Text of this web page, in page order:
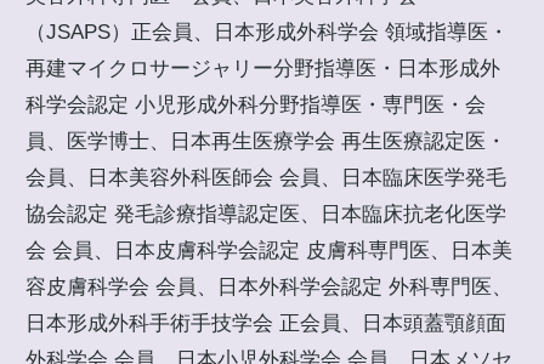
（JSAPS）正会員、日本形成外科学会 領域指導医・
再建マイクロサージャリー分野指導医・日本形成外
科学会認定 小児形成外科分野指導医・専門医・会
員、医学博士、日本再生医療学会 再生医療認定医・
会員、日本美容外科医師会 会員、日本臨床医学発毛
協会認定 発毛診療指導認定医、日本臨床抗老化医学
会 会員、日本皮膚科学会認定 皮膚科専門医、日本美
容皮膚科学会 会員、日本外科学会認定 外科専門医、
日本形成外科手術手技学会 正会員、日本頭蓋顎顔面
外科学会 会員、日本小児外科学会 会員、日本メソセ